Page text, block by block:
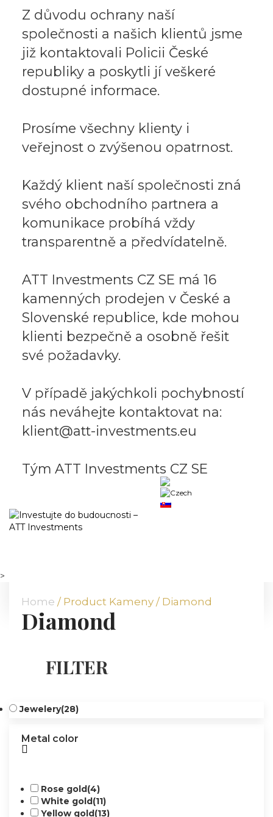
Z důvodu ochrany naší
společnosti a našich klientů jsme
již kontaktovali Policii České
republiky a poskytli jí veškeré
dostupné informace.
Prosíme všechny klienty i
veřejnost o zvýšenou opatrnost.
Každý klient naší společnosti zná
svého obchodního partnera a
komunikace probíhá vždy
transparentně a předvídatelně.
ATT Investments CZ SE má 16
kamenných prodejen v České a
Slovenské republice, kde mohou
klienti bezpečně a osobně řešit
své požadavky.
V případě jakýchkoli pochybností
nás neváhejte kontaktovat na:
klient@att-investments.eu
Tým ATT Investments CZ SE
COMMODITIES
BRANCHES
>
Home / Product Kameny / Diamond
Diamond
FILTER
Jewelery(28)
Metal color
Rose gold(4)
White gold(11)
Yellow gold(13)